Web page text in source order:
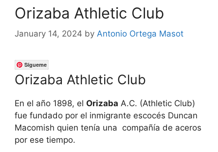
Orizaba Athletic Club
January 14, 2024 by Antonio Ortega Masot
Sígueme
Orizaba Athletic Club
En el año 1898, el Orizaba A.C. (Athletic Club)
fue fundado por el inmigrante escocés Duncan
Macomish quien tenía una compañía de aceros
por ese tiempo.